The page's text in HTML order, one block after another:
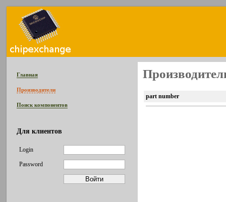
Главная
Производители
Поиск компонентов
Для клиентов
Login
Password
part number